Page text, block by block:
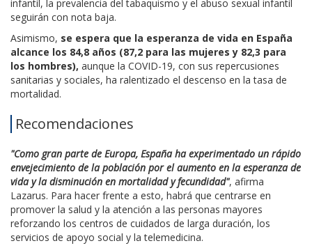
infantil, la prevalencia del tabaquismo y el abuso sexual infantil
seguirán con nota baja.
Asimismo, se espera que la esperanza de vida en España
alcance los 84,8 años (87,2 para las mujeres y 82,3 para
los hombres), aunque la COVID-19, con sus repercusiones
sanitarias y sociales, ha ralentizado el descenso en la tasa de
mortalidad.
Recomendaciones
"Como gran parte de Europa, España ha experimentado un rápido
envejecimiento de la población por el aumento en la esperanza de
vida y la disminución en mortalidad y fecundidad", afirma
Lazarus. Para hacer frente a esto, habrá que centrarse en
promover la salud y la atención a las personas mayores
reforzando los centros de cuidados de larga duración, los
servicios de apoyo social y la telemedicina.